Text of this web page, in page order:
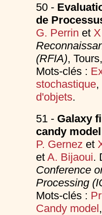
50 -
de
G. Perrin et
(RFIA),
Mots-clés :
stochastique,
d'objets.
51 - Galaxy
candy model
P. Gernez et
et A. Bijaoui.
Conference
Processing
Mots-clés :
Candy model